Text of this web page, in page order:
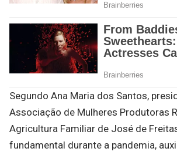
Segundo Ana Maria dos Santos,
Associação de Mulheres Produtoras
Agricultura Familiar de José de
fundamental durante a pandemia,